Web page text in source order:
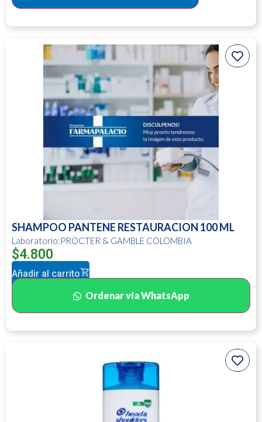
SHAMPOO PANTENE RESTAURACION 100 ML
Laboratorio:PROCTER & GAMBLE COLOMBIA
$4.800
Añadir al carrito
Ordenar vía WhatsApp